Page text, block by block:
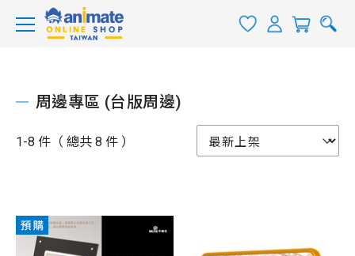
周邊專區 (台版周邊)
1-8 件（ 總共 8 件 ）